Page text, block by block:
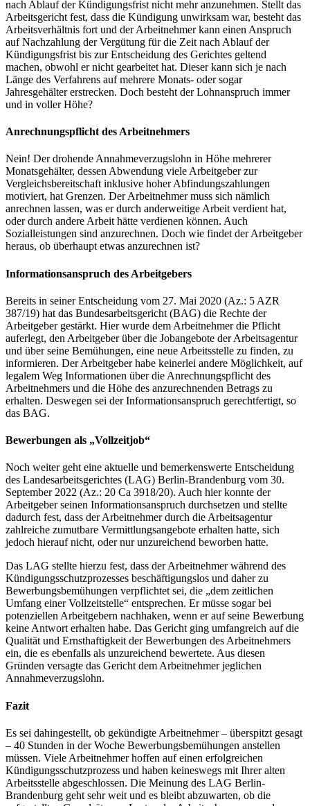
nach Ablauf der Kündigungsfrist nicht mehr anzunehmen. Stellt das
Arbeitsgericht fest, dass die Kündigung unwirksam war, besteht das
Arbeitsverhältnis fort und der Arbeitnehmer kann einen Anspruch
auf Nachzahlung der Vergütung für die Zeit nach Ablauf der
Kündigungsfrist bis zur Entscheidung des Gerichtes geltend
machen, obwohl er nicht gearbeitet hat. Dieser kann sich je nach
Länge des Verfahrens auf mehrere Monats- oder sogar
Jahresgehälter erstrecken. Doch besteht der Lohnanspruch immer
und in voller Höhe?
Anrechnungspflicht des Arbeitnehmers
Nein! Der drohende Annahmeverzugslohn in Höhe mehrerer
Monatsgehälter, dessen Abwendung viele Arbeitgeber zur
Vergleichsbereitschaft inklusive hoher Abfindungszahlungen
motiviert, hat Grenzen. Der Arbeitnehmer muss sich nämlich
anrechnen lassen, was er durch anderweitige Arbeit verdient hat,
oder durch andere Arbeit hätte verdienen können. Auch
Sozialleistungen sind anzurechnen. Doch wie findet der Arbeitgeber
heraus, ob überhaupt etwas anzurechnen ist?
Informationsanspruch des Arbeitgebers
Bereits in seiner Entscheidung vom 27. Mai 2020 (Az.: 5 AZR
387/19) hat das Bundesarbeitsgericht (BAG) die Rechte der
Arbeitgeber gestärkt. Hier wurde dem Arbeitnehmer die Pflicht
auferlegt, den Arbeitgeber über die Jobangebote der Arbeitsagentur
und über seine Bemühungen, eine neue Arbeitsstelle zu finden, zu
informieren. Der Arbeitgeber habe keinerlei andere Möglichkeit, auf
legalem Weg Informationen über die Anrechnungspflicht des
Arbeitnehmers und die Höhe des anzurechnenden Betrags zu
erhalten. Deswegen sei der Informationsanspruch gerechtfertigt, so
das BAG.
Bewerbungen als „Vollzeitjob“
Noch weiter geht eine aktuelle und bemerkenswerte Entscheidung
des Landesarbeitsgerichtes (LAG) Berlin-Brandenburg vom 30.
September 2022 (Az.: 20 Ca 3918/20). Auch hier konnte der
Arbeitgeber seinen Informationsanspruch durchsetzen und stellte
dadurch fest, dass der Arbeitnehmer durch die Arbeitsagentur
zahlreiche zumutbare Vermittlungsangebote erhalten hatte, sich
jedoch hierauf nicht, oder nur unzureichend beworben hatte.
Das LAG stellte hierzu fest, dass der Arbeitnehmer während des
Kündigungsschutzprozesses beschäftigungslos und daher zu
Bewerbungsbemühungen verpflichtet sei, die „dem zeitlichen
Umfang einer Vollzeitstelle“ entsprechen. Er müsse sogar bei
potenziellen Arbeitgebern nachhaken, wenn er auf seine Bewerbung
keine Antwort erhalten habe. Das Gericht ging umfangreich auf die
Qualität und Ernsthaftigkeit der Bewerbungen des Arbeitnehmers
ein, die es ebenfalls als unzureichend bewertete. Aus diesen
Gründen versagte das Gericht dem Arbeitnehmer jeglichen
Annahmeverzugslohn.
Fazit
Es sei dahingestellt, ob gekündigte Arbeitnehmer – überspitzt gesagt
– 40 Stunden in der Woche Bewerbungsbemühungen anstellen
müssen. Viele Arbeitnehmer hoffen auf einen erfolgreichen
Kündigungsschutzprozess und haben keineswegs mit Ihrer alten
Arbeitsstelle abgeschlossen. Die Meinung des LAG Berlin-
Brandenburg geht sehr weit und es bleibt abzuwarten, ob die